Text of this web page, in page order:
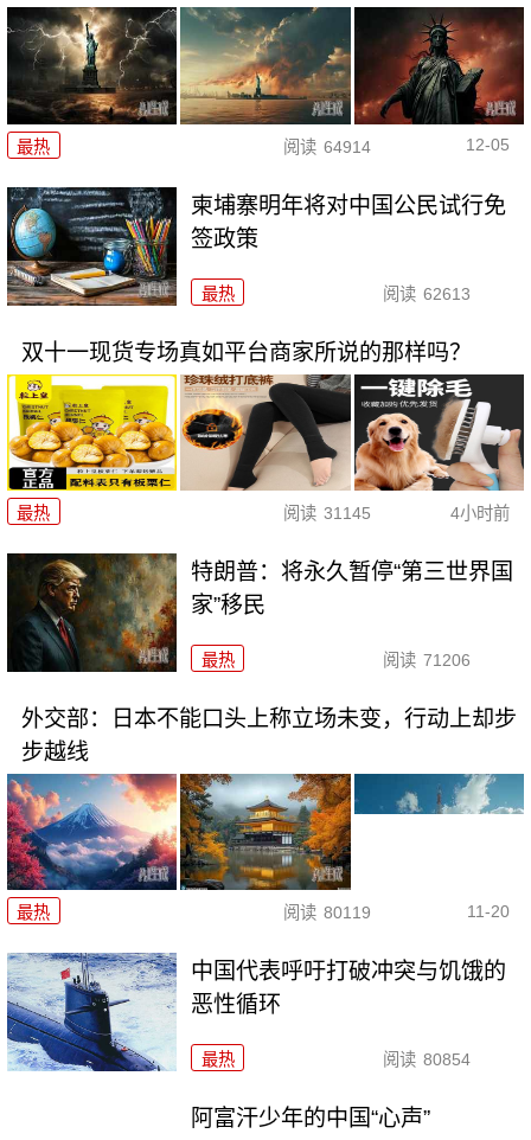
最热 阅读 64914 12-05
柬埔寨明年将对中国公民试行免
签政策
最热 阅读 62613
双十一现货专场真如平台商家所说的那样吗？
最热 阅读 31145 4小时前
特朗普：将永久暂停“第三世界国
家”移民
最热 阅读 71206
外交部：日本不能口头上称立场未变，行动上却步
步越线
最热 阅读 80119 11-20
中国代表呼吁打破冲突与饥饿的
恶性循环
最热 阅读 80854
阿富汗少年的中国“心声”